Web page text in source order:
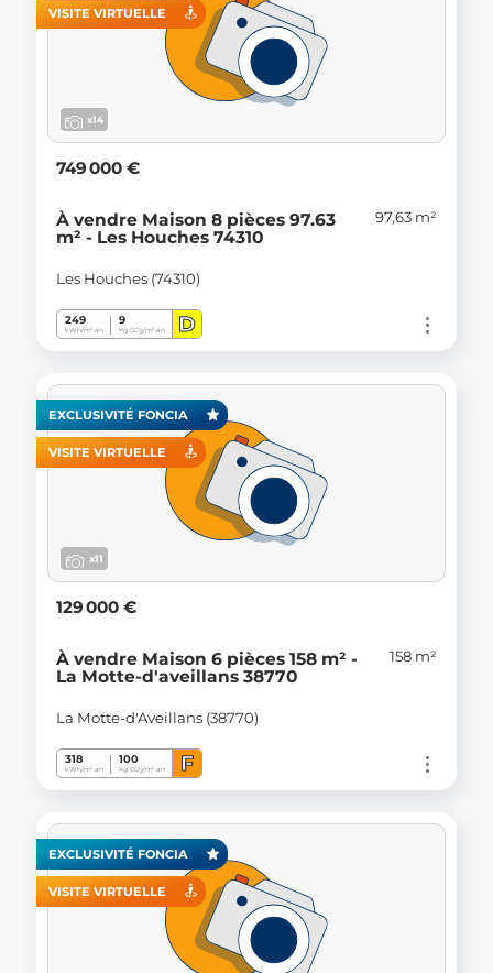
VISITE VIRTUELLE
x14
749 000 €
À vendre Maison 8 pièces 97.63
m² - Les Houches 74310
97,63 m²
Les Houches (74310)
249
kWh/m².an
9
Kg CO2/m².an D
EXCLUSIVITÉ FONCIA
VISITE VIRTUELLE
x11
129 000 €
À vendre Maison 6 pièces 158 m² -
La Motte-d'aveillans 38770
158 m²
La Motte-d'Aveillans (38770)
318
kWh/m².an
100
Kg CO2/m².an F
EXCLUSIVITÉ FONCIA
VISITE VIRTUELLE